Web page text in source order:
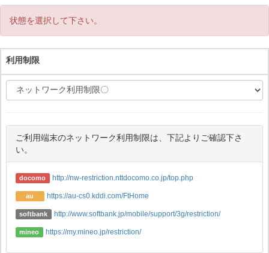
状態を選択して下さい。
利用制限
ご利用端末のネットワーク利用制限は、下記よりご確認下さ
い。
docomo http://nw-restriction.nttdocomo.co.jp/top.php
au https://au-cs0.kddi.com/FtHome
softbank http://www.softbank.jp/mobile/support/3g/restriction/
mineo https://my.mineo.jp/restriction/